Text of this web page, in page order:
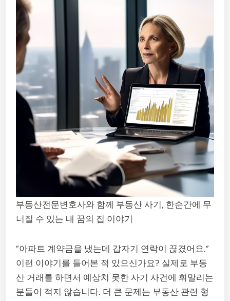
부동산전문변호사와 함께 부동산 사기, 한순간에 무
너질 수 있는 내 꿈의 집 이야기
“아파트 계약금을 냈는데 갑자기 연락이 끊겼어요.”
이런 이야기를 들어본 적 있으신가요? 실제로 부동
산 거래를 하면서 예상치 못한 사기 사건에 휘말리는
분들이 적지 않습니다. 더 큰 문제는 부동산 관련 형